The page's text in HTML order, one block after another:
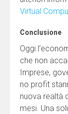
Virtual
Conclusione
Oggi
che non
Imprese,
no profit
nuova realtà
mesi. Una